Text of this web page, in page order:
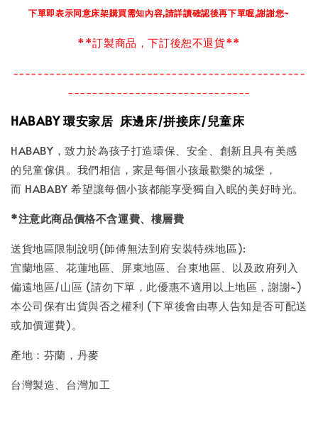
下單即表示同意床架購買需知內容,請詳讀確認後再下單喔,謝謝您~
**訂製商品，下訂後恕不退貨**
------------------------------------------------
------------------------------
HABABY環安家居 床邊床/拼接床/兒童床
HABABY，致力於為孩子打造環保、安全、創新且具有美感
的兒童傢俱。我們相信，家是每個小孩最歡樂的城堡，
而 HABABY 希望讓每個小孩都能享受獨自入眠的美好時光。
*注意此商品價格不含運費、樓層費
送貨地區限制說明(師傅無法到府安裝特殊地區):
宜蘭地區、花蓮地區、屏東地區、台東地區、以及政府列入
偏遠地區/山區 (請勿下單，此優惠不適用以上地區，謝謝~)
本公司保有出貨與否之權利 (下單後會由專人告知是否可配送
或加價運費)。
產地：芬蘭，丹麥
台灣製造、台灣加工